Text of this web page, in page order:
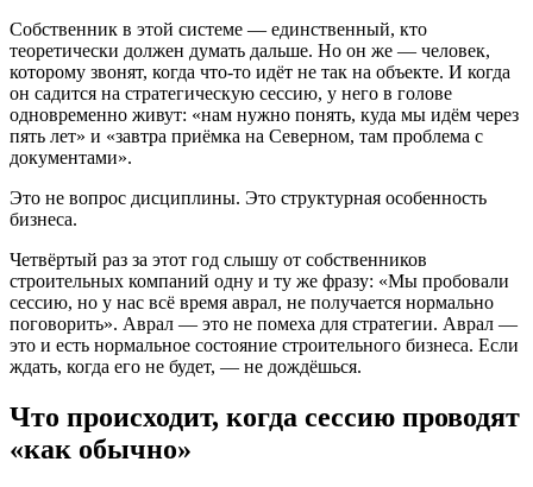
Собственник в этой системе — единственный, кто
теоретически должен думать дальше. Но он же — человек,
которому звонят, когда что-то идёт не так на объекте. И когда
он садится на стратегическую сессию, у него в голове
одновременно живут: «нам нужно понять, куда мы идём через
пять лет» и «завтра приёмка на Северном, там проблема с
документами».
Это не вопрос дисциплины. Это структурная особенность
бизнеса.
Четвёртый раз за этот год слышу от собственников
строительных компаний одну и ту же фразу: «Мы пробовали
сессию, но у нас всё время аврал, не получается нормально
поговорить». Аврал — это не помеха для стратегии. Аврал —
это и есть нормальное состояние строительного бизнеса. Если
ждать, когда его не будет, — не дождёшься.
Что происходит, когда сессию проводят
«как обычно»